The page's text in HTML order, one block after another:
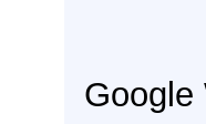
Google